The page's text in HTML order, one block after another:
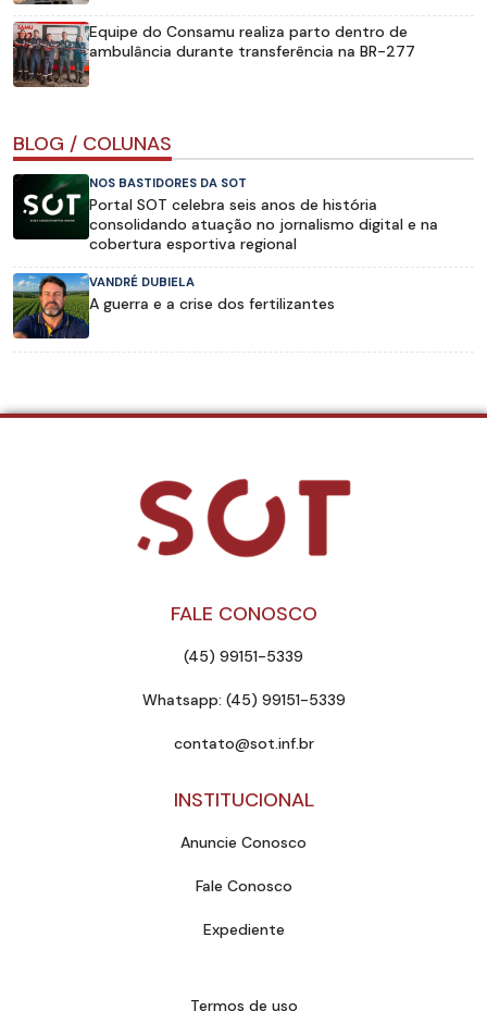
Equipe do Consamu realiza parto dentro de
ambulância durante transferência na BR-277
BLOG / COLUNAS
NOS BASTIDORES DA SOT
Portal SOT celebra seis anos de história
consolidando atuação no jornalismo digital e na
cobertura esportiva regional
VANDRÉ DUBIELA
A guerra e a crise dos fertilizantes
FALE CONOSCO
(45) 99151-5339
Whatsapp: (45) 99151-5339
contato@sot.inf.br
INSTITUCIONAL
Anuncie Conosco
Fale Conosco
Expediente
Termos de uso